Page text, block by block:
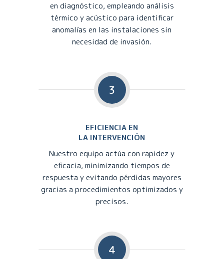
en diagnóstico, empleando análisis
térmico y acústico para identificar
anomalías en las instalaciones sin
necesidad de invasión.
3
EFICIENCIA EN
LA INTERVENCIÓN
Nuestro equipo actúa con rapidez y
eficacia, minimizando tiempos de
respuesta y evitando pérdidas mayores
gracias a procedimientos optimizados y
precisos.
4